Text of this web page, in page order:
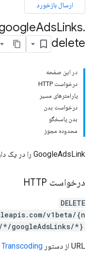
ارسال بازخورد
AdsLinks.
delete
در این صفحه
درخواست HTTP
پارامترهای مسیر
درخواست بدن
بدن پاسخگو
محدوده مجوز
GoogleAdsLink را در یک دارایی حذف می کند
درخواست HTTP
DELETE
v1beta/{n
*/googleAdsLinks/*}
URL از دستور Transcoding